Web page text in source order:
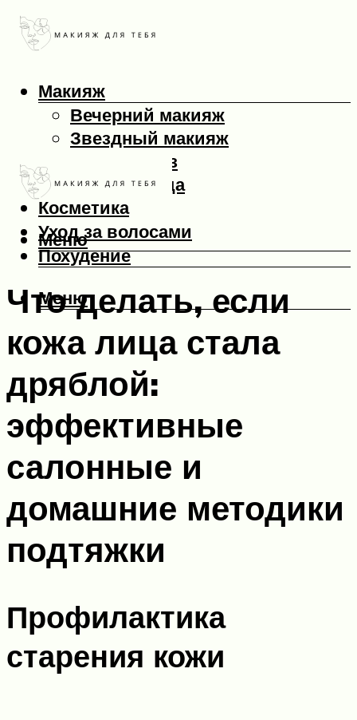
Макияж
Вечерний макияж
Звездный макияж
Макияж глаз
Макияж лица
Косметика
Уход за волосами
Похудение
Меню
Меню
Что делать, если
кожа лица стала
дряблой:
эффективные
салонные и
домашние методики
подтяжки
Профилактика
старения кожи